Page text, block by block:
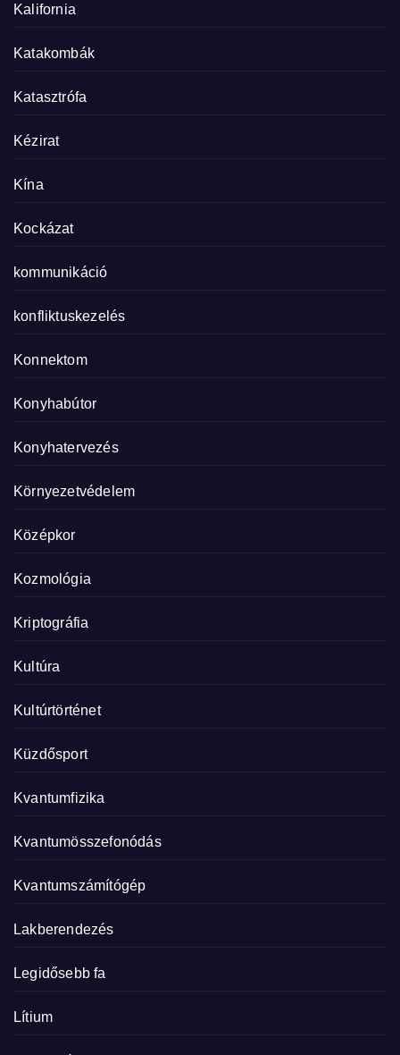
Kalifornia
Katakombák
Katasztrófa
Kézirat
Kína
Kockázat
kommunikáció
konfliktuskezelés
Konnektom
Konyhabútor
Konyhatervezés
Környezetvédelem
Középkor
Kozmológia
Kriptográfia
Kultúra
Kultúrtörténet
Küzdősport
Kvantumfizika
Kvantumösszefonódás
Kvantumszámítógép
Lakberendezés
Legidősebb fa
Lítium